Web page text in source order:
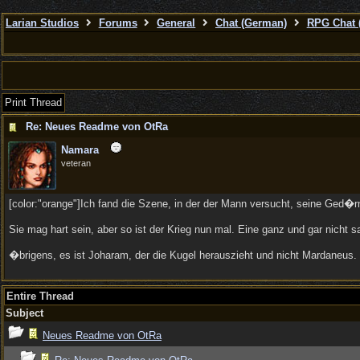
Larian Studios Forums General Chat (German) RPG Chat
Print Thread
Re: Neues Readme von OtRa
Namara
veteran
[color:"orange"]Ich fand die Szene, in der der Mann versucht, seine
Sie mag hart sein, aber so ist der Krieg nun mal. Eine ganz und gar nicht
�brigens, es ist Joharam, der die Kugel herauszieht und nicht Mardaneus.
Entire Thread
Subject
Neues Readme von OtRa